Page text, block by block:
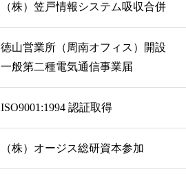
（株）笠戸情報システム吸収合併
徳山営業所（周南オフィス）開設
一般第二種電気通信事業届
ISO9001:1994 認証取得
（株）オージス総研資本参加